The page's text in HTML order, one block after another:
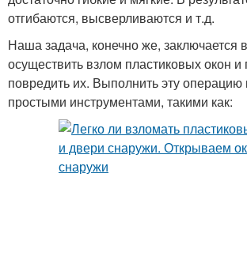
отгибаются, высверливаются и т.д.
Наша задача, конечно же, заключается
осуществить взлом пластиковых окон и
повредить их. Выполнить эту
простыми инструментами, такими как: